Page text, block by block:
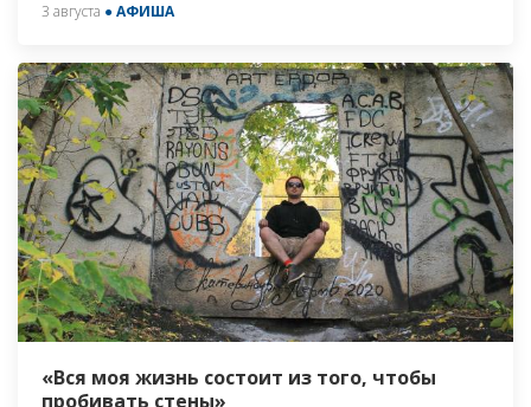
3 августа ● АФИША
«Вся моя жизнь состоит из того, чтобы
пробивать стены»